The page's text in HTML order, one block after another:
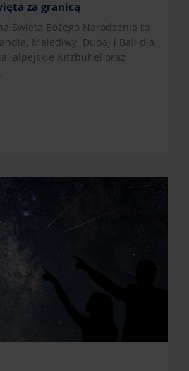
za granicą
Święta Bożego Narodzenia to
Malediwy, Dubaj i Bali dla
alpejskie Kitzbühel oraz